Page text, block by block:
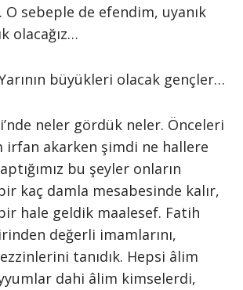
O sebeple de efendim, uyanık
olacağız…
büyükleri olacak gençler…
neler gördük neler. Önceleri
irfan akarken şimdi ne hallere
bu şeyler onların
kaç damla mesabesinde kalır,
hale geldik maalesef. Fatih
değerli imamlarını,
tanıdık. Hepsi âlim
dahi âlim kimselerdi,